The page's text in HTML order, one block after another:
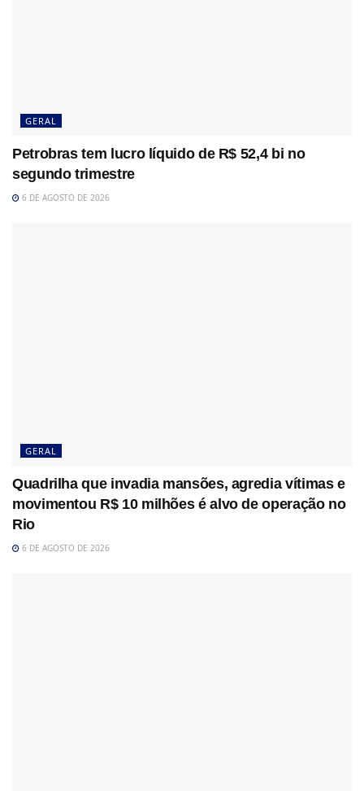
GERAL
Petrobras tem lucro líquido de R$ 52,4 bi no
segundo trimestre
6 DE AGOSTO DE 2026
GERAL
Quadrilha que invadia mansões, agredia vítimas e
movimentou R$ 10 milhões é alvo de operação no
Rio
6 DE AGOSTO DE 2026